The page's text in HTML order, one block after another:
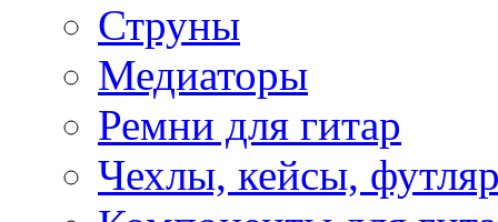
Струны
Медиаторы
Ремни для гитар
Чехлы, кейсы,